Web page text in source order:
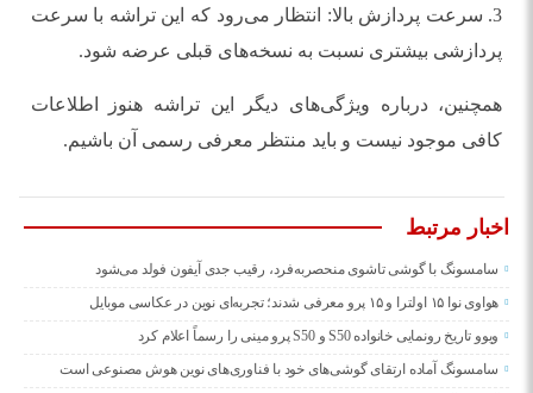
3. سرعت پردازش بالا: انتظار می‌رود که این تراشه با سرعت
پردازشی بیشتری نسبت به نسخه‌های قبلی عرضه شود.
همچنین، درباره ویژگی‌های دیگر این تراشه هنوز اطلاعات
کافی موجود نیست و باید منتظر معرفی رسمی آن باشیم.
اخبار مرتبط
سامسونگ با گوشی تاشوی منحصربه‌فرد، رقیب جدی آیفون فولد می‌شود
هواوی نوا ۱۵ اولترا و ۱۵ پرو معرفی شدند؛ تجربه‌ای نوین در عکاسی موبایل
ویوو تاریخ رونمایی خانواده S50 و S50 پرو مینی را رسماً اعلام کرد
سامسونگ آماده ارتقای گوشی‌های خود با فناوری‌های نوین هوش مصنوعی است